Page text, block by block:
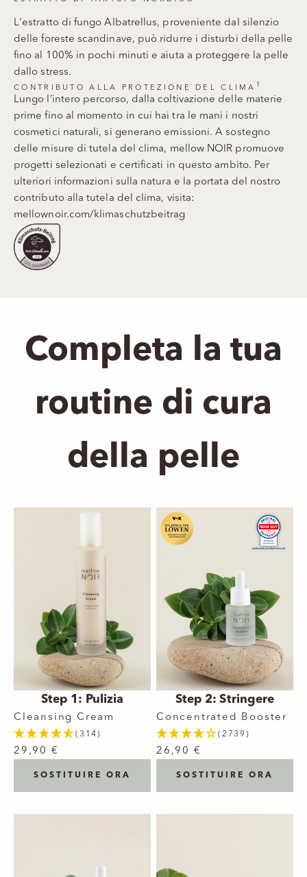
L'estratto di fungo Albatrellus, proveniente dal silenzio
delle foreste scandinave, può ridurre i disturbi della pelle
fino al 100% in pochi minuti e aiuta a proteggere la pelle
dallo stress.
CONTRIBUTO ALLA PROTEZIONE DEL CLIMA 1
Lungo l’intero percorso, dalla coltivazione delle materie
prime fino al momento in cui hai tra le mani i nostri
cosmetici naturali, si generano emissioni. A sostegno
delle misure di tutela del clima, mellow NOIR promuove
progetti selezionati e certificati in questo ambito. Per
ulteriori informazioni sulla natura e la portata del nostro
contributo alla tutela del clima, visita:
mellownoir.com/klimaschutzbeitrag
Completa la tua
routine di cura
della pelle
Step 1: Pulizia
Cleansing Cream
(314)
29,90 €
SOSTITUIRE ORA
Step 2: Stringere
Concentrated Booster
(2739)
26,90 €
SOSTITUIRE ORA